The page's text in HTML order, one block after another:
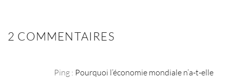
2 COMMENTAIRES
Ping : Pourquoi l’économie mondiale n’a-t-elle